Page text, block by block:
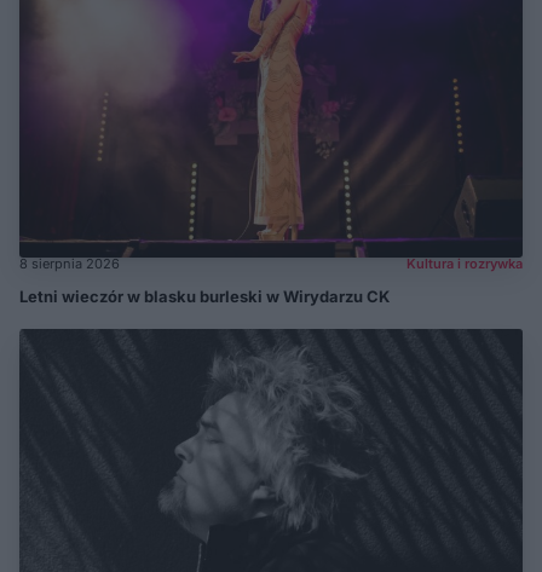
8 sierpnia 2026 Kultura i rozrywka
Letni wieczór w blasku burleski w Wirydarzu CK